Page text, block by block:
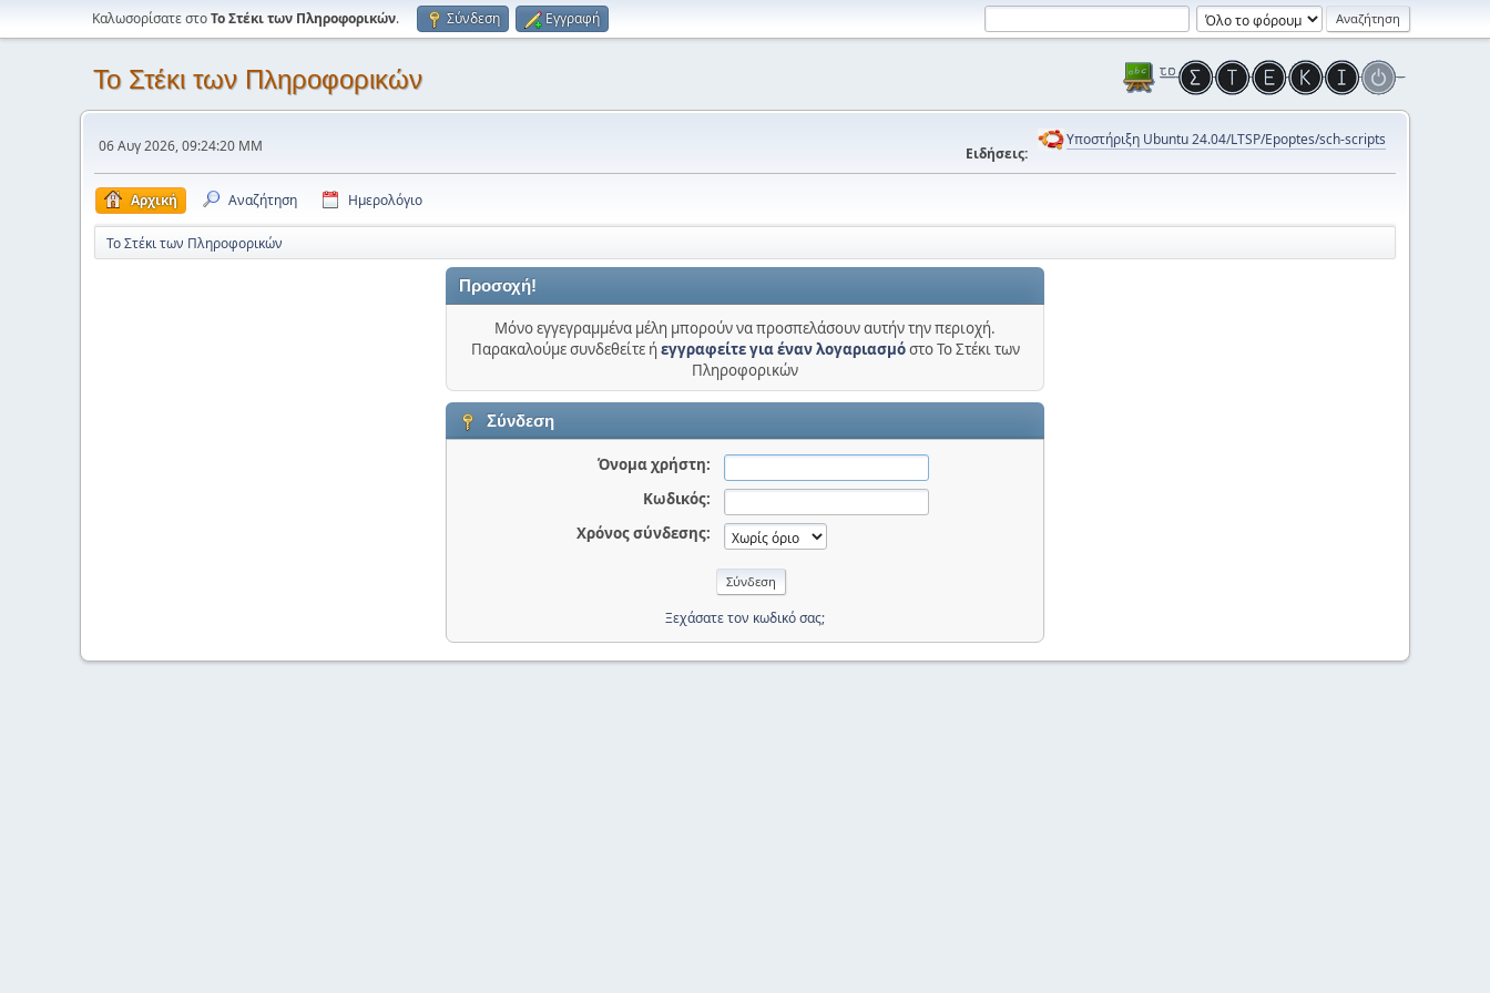
Καλωσορίσατε στοΤο Στέκι των Πληροφορικών. Σύνδεση Εγγραφή
Το Στέκι των Πληροφορικών
06 Αυγ 2026, 09:24:20 ΜΜ Ειδήσεις:
Υποστήριξη Ubuntu 24.04/LTSP/Epoptes/sch-scripts
Αρχική Αναζήτηση Ημερολόγιο
Το Στέκι των Πληροφορικών
Προσοχή!
Μόνο εγγεγραμμένα μέλη μπορούν να προσπελάσουν αυτήν την περιοχή.
Παρακαλούμε συνδεθείτε ήεγγραφείτε για έναν λογαριασμόστο Το Στέκι των
Πληροφορικών
Σύνδεση
Όνομα χρήστη:
Κωδικός:
Χρόνος σύνδεσης:
Ξεχάσατε τον κωδικό σας;